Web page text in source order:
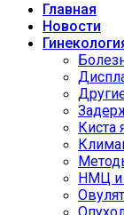
Главная
Новости
Киста
НМЦ и